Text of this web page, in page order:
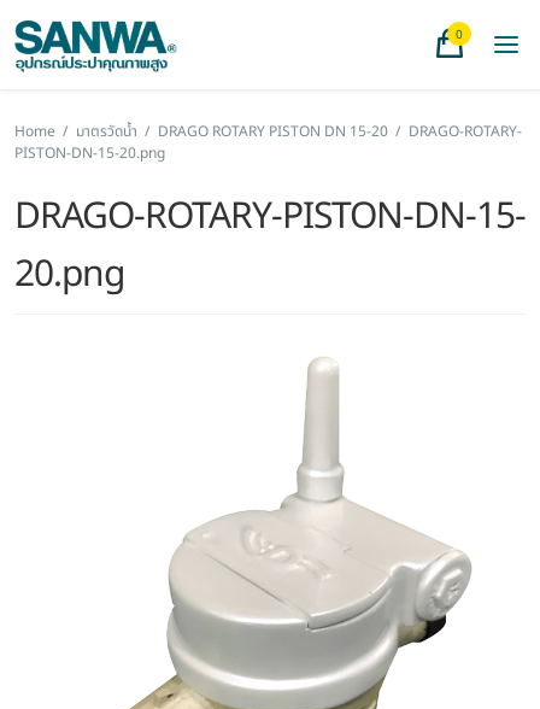
0
Home / มาตรวัดน้ำ / DRAGO ROTARY PISTON DN 15-20 / DRAGO-ROTARY-
PISTON-DN-15-20.png
DRAGO-ROTARY-PISTON-DN-15-
20.png